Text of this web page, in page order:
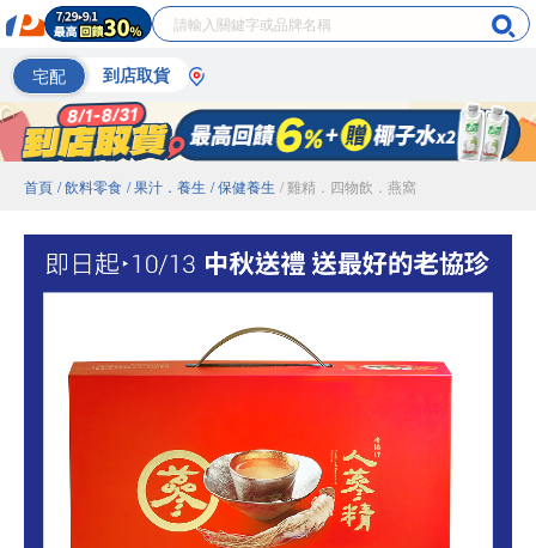
宅配 到店取貨
首頁 / 飲料零食 / 果汁．養生 / 保健養生 / 雞精．四物飲．燕窩